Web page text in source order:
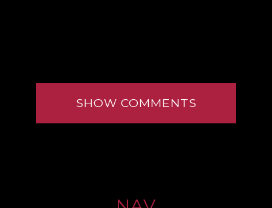
SHOW COMMENTS